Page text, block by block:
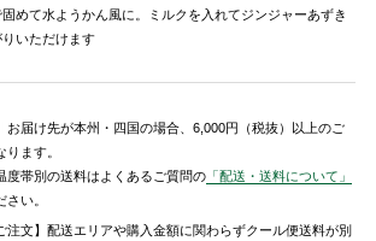
めて水ようかん風に。ミルクを入れてジンジャーあずき
いただけます
お届け先が本州・四国の場合、6,000円（税抜）以上のご
ます。
度帯別の送料はよくあるご質問の 「配送・送料について」
い。
注文】配送エリアや購入金額に関わらずクール便送料が別